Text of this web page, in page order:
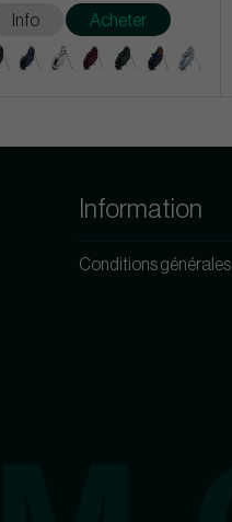
Info Acheter
Information
Conditions générales